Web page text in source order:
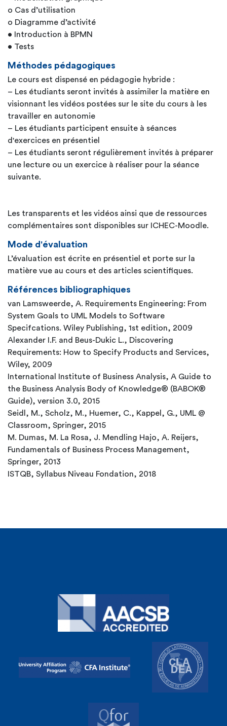
o Cas d’utilisation
o Diagramme d’activité
• Introduction à BPMN
• Tests
Méthodes pédagogiques
Le cours est dispensé en pédagogie hybride :
– Les étudiants seront invités à assimiler la matière en
visionnant les vidéos postées sur le site du cours à les
travailler en autonomie
– Les étudiants participent ensuite à séances
d'exercices en présentiel
– Les étudiants seront régulièrement invités à préparer
une lecture ou un exercice à réaliser pour la séance
suivante.
Les transparents et les vidéos ainsi que de ressources
complémentaires sont disponibles sur ICHEC-Moodle.
Mode d'évaluation
L’évaluation est écrite en présentiel et porte sur la
matière vue au cours et des articles scientifiques.
Références bibliographiques
van Lamsweerde, A. Requirements Engineering: From
System Goals to UML Models to Software
Specifcations. Wiley Publishing, 1st edition, 2009
Alexander I.F. and Beus-Dukic L., Discovering
Requirements: How to Specify Products and Services,
Wiley, 2009
International Institute of Business Analysis, A Guide to
the Business Analysis Body of Knowledge® (BABOK®
Guide), version 3.0, 2015
Seidl, M., Scholz, M., Huemer, C., Kappel, G., UML @
Classroom, Springer, 2015
M. Dumas, M. La Rosa, J. Mendling Hajo, A. Reijers,
Fundamentals of Business Process Management,
Springer, 2013
ISTQB, Syllabus Niveau Fondation, 2018